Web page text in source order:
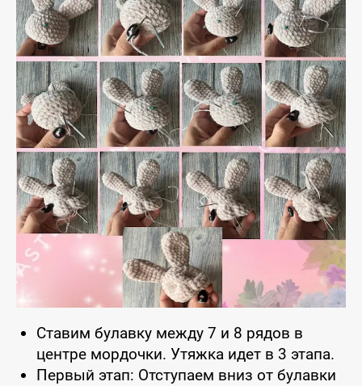
Ставим булавку между 7 и 8 рядов в
центре мордочки. Утяжка идет в 3 этапа.
Первый этап: Отступаем вниз от булавки